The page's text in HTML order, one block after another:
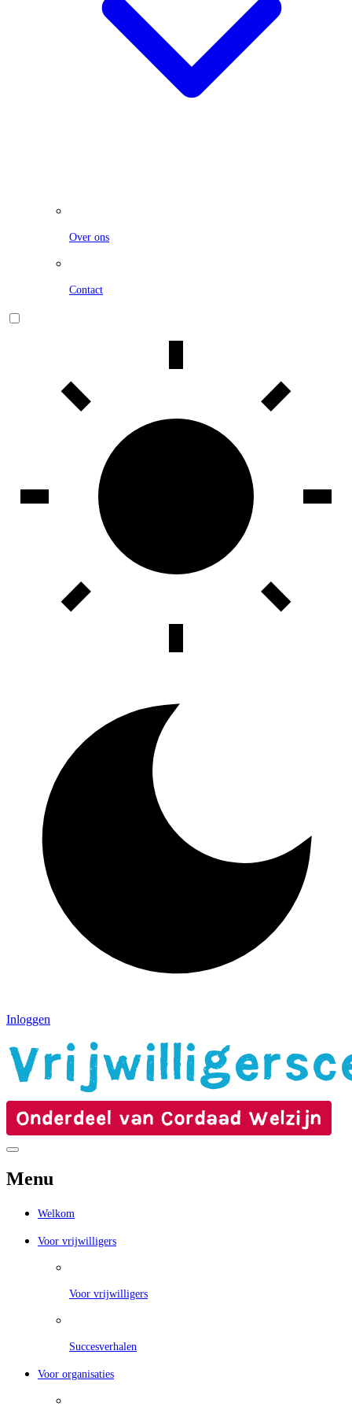
Over ons
Contact
Inloggen
Menu
Welkom
Voor vrijwilligers
Voor vrijwilligers
Succesverhalen
Voor organisaties